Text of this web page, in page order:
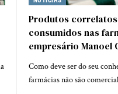
Produtos
consumidos nas
empresário Manoel
Como deve ser do seu
farmácias não são